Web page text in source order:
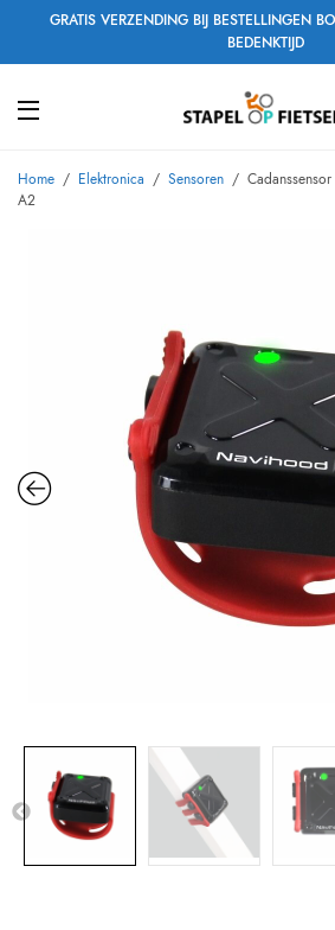
GRATIS VERZENDING BIJ BESTELLINGEN
BEDENKTIJD
Home / Elektronica / Sensoren /
A2